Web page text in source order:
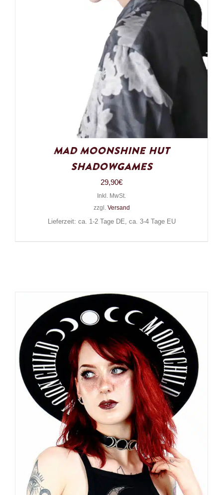
Mad Moonshine Hut
Shadowgames
29,90€
Inkl. MwSt.
zzgl. Versand
Lieferzeit: ca. 1-2 Tage DE, ca. 3-4 Tage EU